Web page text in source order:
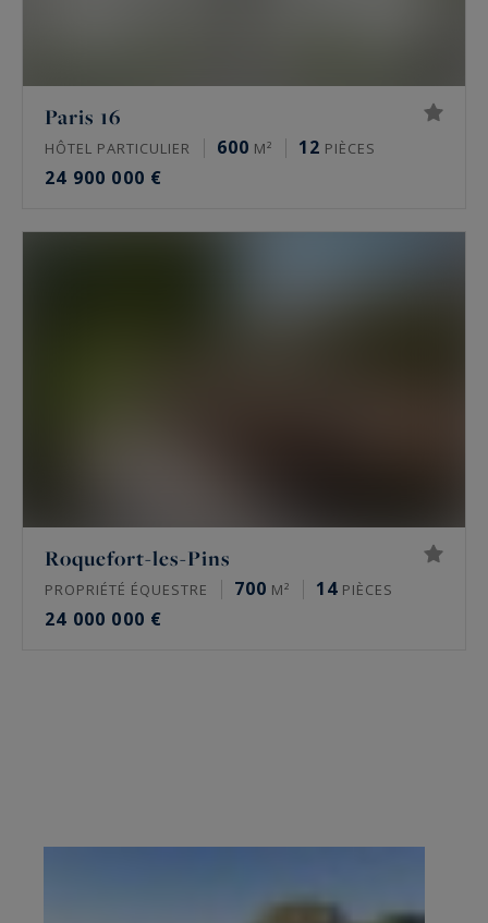
Paris 16
HÔTEL PARTICULIER 600 M² 12 PIÈCES
24 900 000 €
Roquefort-les-Pins
PROPRIÉTÉ ÉQUESTRE 700 M² 14 PIÈCES
24 000 000 €